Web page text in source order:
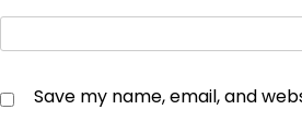
Save my name, email, and